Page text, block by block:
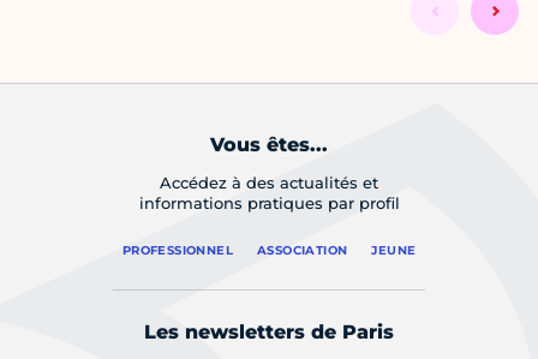
Vous êtes...
Accédez à des actualités et
informations pratiques par profil
PROFESSIONNEL ASSOCIATION JEUNE
Les newsletters de Paris